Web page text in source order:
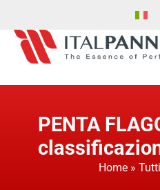
PENTA
Home»